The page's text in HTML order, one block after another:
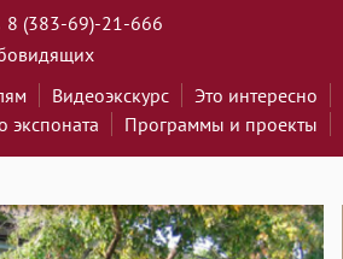
8 (383-69)-21-666
Видеоэкскурс
Это интересно
экспоната
Программы и проекты